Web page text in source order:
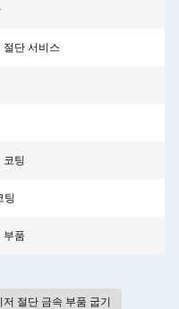
절단 서비스
코팅
팅
부품
저 절단 금속 부품 굽기